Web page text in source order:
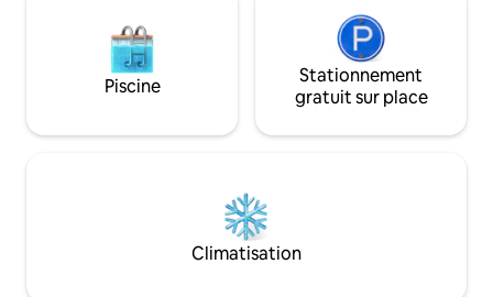
gratuit · Arrivée autonome · Lit bébé ·
Chaise haute disponibles 🏅 Ce qui a été
discrètement prouvé · Séjour
d'excellence de la ville de Séoul pendant
aux Prix coréens des chambres d'hôtes ·
Cependant, le mot le plus souvent
mentionné dans les commentaires Ce
n'était ni un chiffre ni un prix, mais
Chambre de
réservation
1 chambre est fournie. [🛏️
Chambre
fournie pour les
utiliser 2
Piscine
Stationnement
gratuit sur place
Climatisation